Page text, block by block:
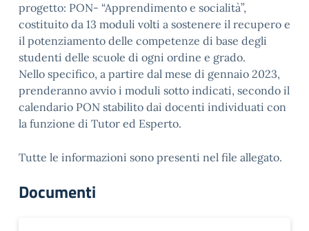
progetto: PON- “Apprendimento e socialità”,
costituito da 13 moduli volti a sostenere il recupero e
il potenziamento delle competenze di base degli
studenti delle scuole di ogni ordine e grado.
Nello specifico, a partire dal mese di gennaio 2023,
prenderanno avvio i moduli sotto indicati, secondo il
calendario PON stabilito dai docenti individuati con
la funzione di Tutor ed Esperto.
Tutte le informazioni sono presenti nel file allegato.
Documenti